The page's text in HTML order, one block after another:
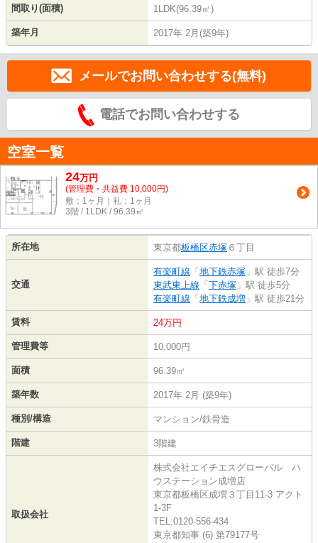
間取り(面積) 1LDK(96.39㎡)
築年月 2017年 2月(築9年)
メールでお問い合わせする(無料)
電話でお問い合わせする
空室一覧
24万円
(管理費・共益費 10,000円)
敷：1ヶ月｜礼：1ヶ月
3階 / 1LDK / 96.39㎡
所在地 東京都板橋区赤塚 ６丁目
交通
有楽町線 「 地下鉄赤塚 」駅 徒歩7分
東武東上線 「 下赤塚 」駅 徒歩5分
有楽町線 「 地下鉄成増 」駅 徒歩21分
賃料 24万円
管理費等 10,000円
面積 96.39㎡
築年数 2017年 2月 (築9年)
種別/構造 マンション/鉄骨造
階建 3階建
取扱会社
株式会社エイチエスグローバル ハ
ウステーション成増店
東京都板橋区成増３丁目11-3 アクト
1-3F
TEL:0120-556-434
東京都知事 (6) 第79177号